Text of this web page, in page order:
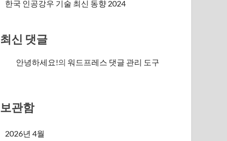
한국 인공강우 기술 최신 동향 2024
최신 댓글
안녕하세요!의워드프레스 댓글 관리 도구
보관함
2026년 4월